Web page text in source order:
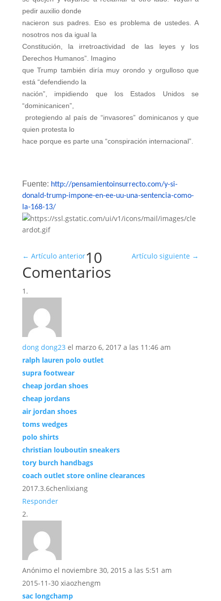
pedir auxilio donde
nacieron sus padres. Eso es problema de ustedes. A
nosotros nos da igual la
Constitución, la irretroactividad de las leyes y los
Derechos Humanos”. Imagino
que Trump también diría muy orondo y orgulloso que
está “defendiendo la
nación”, impidiendo que los Estados Unidos se
“dominicanicen”,
protegiendo al país de “invasores” dominicanos y que
quien protesta lo
hace porque es parte una “conspiración internacional”.
Fuente: http://pensamientoinsurrecto.com/y-si-
donald-trump-impone-en-ee-uu-una-sentencia-como-
la-168-13/
← Artículo anterior Artículo siguiente →
10
Comentarios
dong dong23 el marzo 6, 2017 a las 11:46 am
ralph lauren polo outlet
supra footwear
cheap jordan shoes
cheap jordans
air jordan shoes
toms wedges
polo shirts
christian louboutin sneakers
tory burch handbags
coach outlet store online clearances
2017.3.6chenlixiang
Responder
Anónimo el noviembre 30, 2015 a las 5:51 am
2015-11-30 xiaozhengm
sac longchamp